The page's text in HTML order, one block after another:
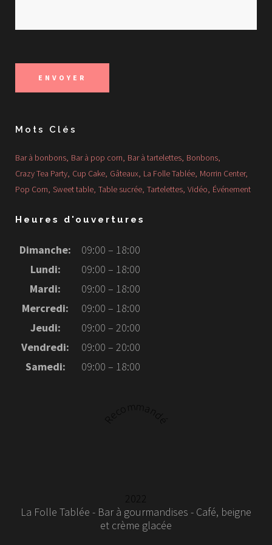
Mots Clés
Bar à bonbons Bar à pop corn Bar à tartelettes Bonbons
Crazy Tea Party Cup Cake Gâteaux La Folle Tablée Morrin Center
Pop Corn Sweet table Table sucrée Tartelettes Vidéo Événement
Heures d'ouvertures
Dimanche:
09:00 – 18:00
Lundi:
09:00 – 18:00
Mardi:
09:00 – 18:00
Mercredi:
09:00 – 18:00
Jeudi:
09:00 – 20:00
Vendredi:
09:00 – 20:00
Samedi:
09:00 – 18:00
Recommandé
2022
La Folle Tablée - Bar à gourmandises - Café, beigne
et crème glacée